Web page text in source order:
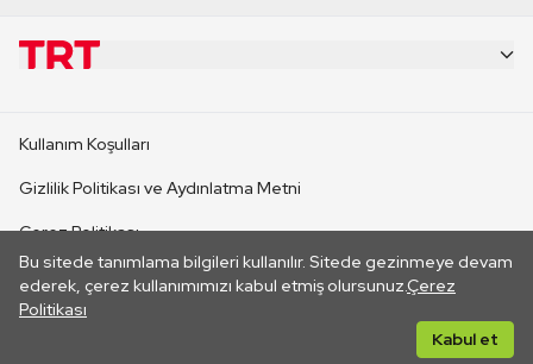
Bu sitede tanımlama bilgileri kullanılır. Sitede gezinmeye devam
ederek, çerez kullanımımızı kabul etmiş olursunuz.Çerez
Politikası
Kabul et
CANLI YAYINLAR
Kullanım Koşulları
Gizlilik Politikası ve Aydınlatma Metni
Çerez Politikası
İletişim
Her hakkı saklıdır. ©2026 TRT. Bağlantı yoluyla gidilen dış